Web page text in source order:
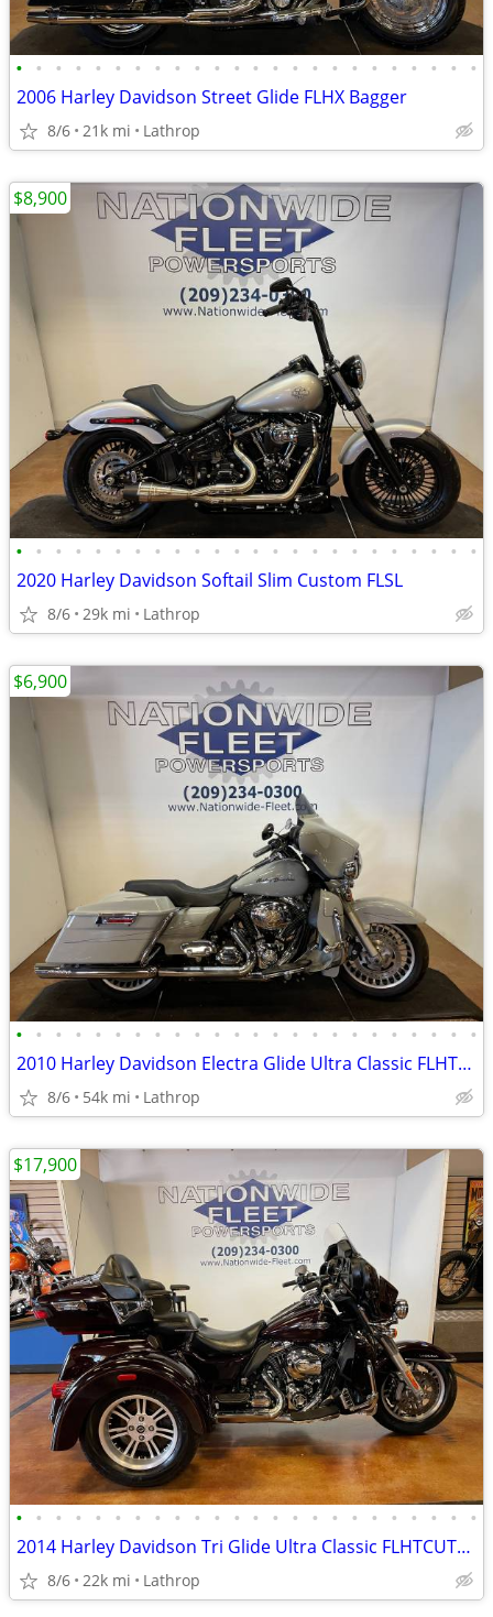
• • • • • • • • • • • • • • • • • • • • • • • •
2006 Harley Davidson Street Glide FLHX Bagger
8/6 21k mi Lathrop
• • • • • • • • • • • • • • • • • • • • • • • •
2020 Harley Davidson Softail Slim Custom FLSL
8/6 29k mi Lathrop
$8,900
• • • • • • • • • • • • • • • • • • • • • • • •
2010 Harley Davidson Electra Glide Ultra Classic FLHTCU Touring
8/6 54k mi Lathrop
$6,900
• • • • • • • • • • • • • • • • • • • • • • • •
2014 Harley Davidson Tri Glide Ultra Classic FLHTCUTG 103 Touring
8/6 22k mi Lathrop
$17,900